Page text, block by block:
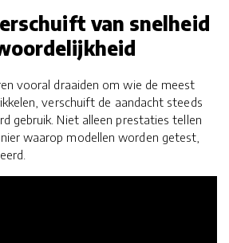
van snelheid
vooral draaiden om wie de meest
verschuift de aandacht steeds
gebruik. Niet alleen prestaties tellen
waarop modellen worden getest,